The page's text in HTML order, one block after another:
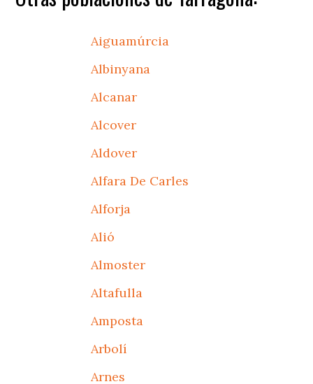
Aiguamúrcia
Albinyana
Alcanar
Alcover
Aldover
Alfara De Carles
Alforja
Alió
Almoster
Altafulla
Amposta
Arbolí
Arnes